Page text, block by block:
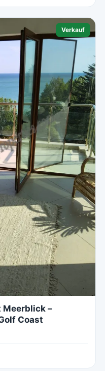
Verkauf
–
Coast